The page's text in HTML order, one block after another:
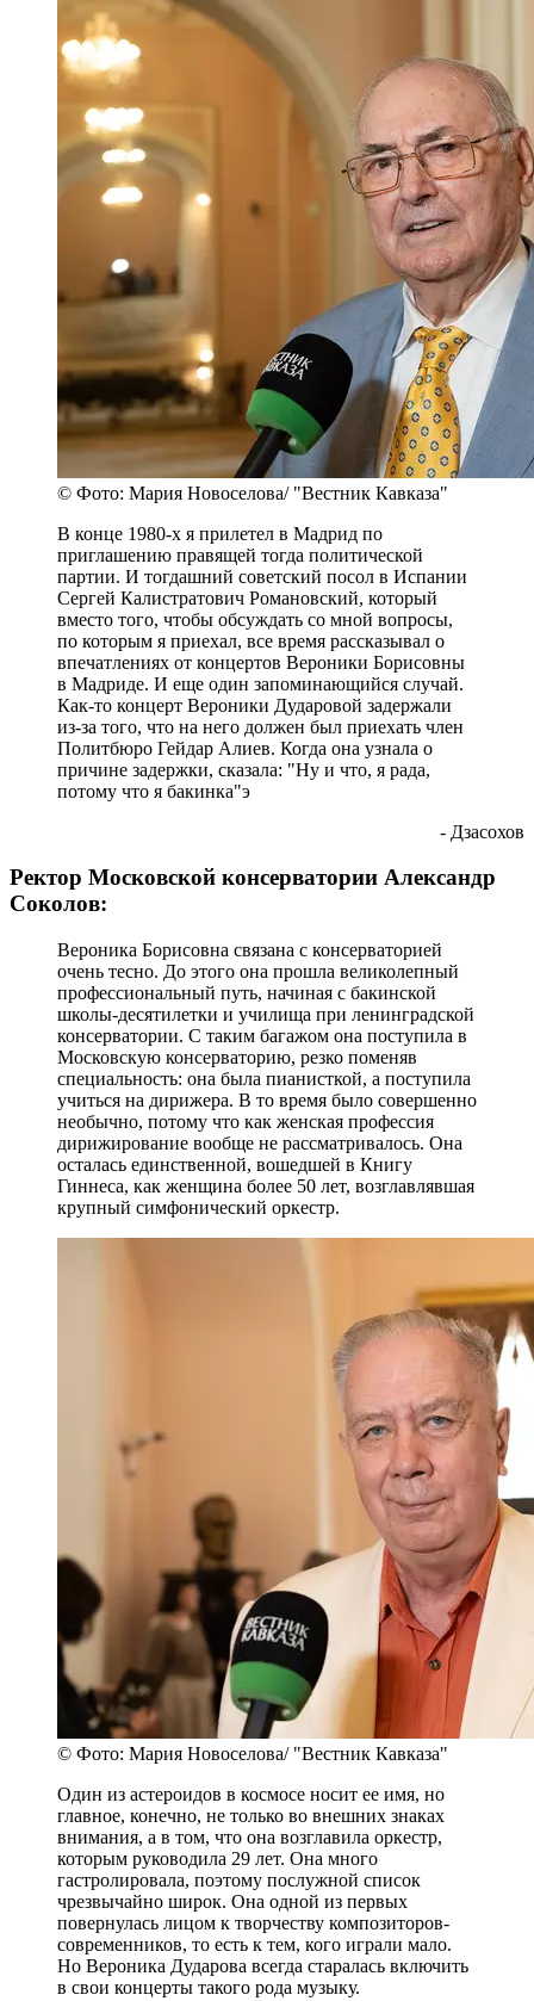
© Фото: Мария Новоселова/ "Вестник Кавказа"
В конце 1980-х я прилетел в Мадрид по
приглашению правящей тогда политической
партии. И тогдашний советский посол в Испании
Сергей Калистратович Романовский, который
вместо того, чтобы обсуждать со мной вопросы,
по которым я приехал, все время рассказывал о
впечатлениях от концертов Вероники Борисовны
в Мадриде. И еще один запоминающийся случай.
Как-то концерт Вероники Дударовой задержали
из-за того, что на него должен был приехать член
Политбюро Гейдар Алиев. Когда она узнала о
причине задержки, сказала: "Ну и что, я рада,
потому что я бакинка"э
- Дзасохов
Ректор Московской консерватории Александр
Соколов:
Вероника Борисовна связана с консерваторией
очень тесно. До этого она прошла великолепный
профессиональный путь, начиная с бакинской
школы-десятилетки и училища при ленинградской
консерватории. С таким багажом она поступила в
Московскую консерваторию, резко поменяв
специальность: она была пианисткой, а поступила
учиться на дирижера. В то время было совершенно
необычно, потому что как женская профессия
дирижирование вообще не рассматривалось. Она
осталась единственной, вошедшей в Книгу
Гиннеса, как женщина более 50 лет, возглавлявшая
крупный симфонический оркестр.
© Фото: Мария Новоселова/ "Вестник Кавказа"
Один из астероидов в космосе носит ее имя, но
главное, конечно, не только во внешних знаках
внимания, а в том, что она возглавила оркестр,
которым руководила 29 лет. Она много
гастролировала, поэтому послужной список
чрезвычайно широк. Она одной из первых
повернулась лицом к творчеству композиторов-
современников, то есть к тем, кого играли мало.
Но Вероника Дударова всегда старалась включить
в свои концерты такого рода музыку.